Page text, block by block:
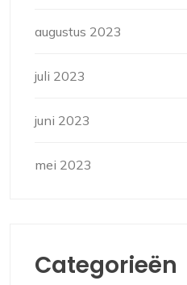
augustus 2023
juli 2023
juni 2023
mei 2023
Categorieën